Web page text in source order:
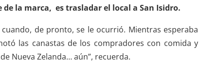
la marca, es trasladar el local a San Isidro.
de pronto, se le ocurrió. Mientras esperaba
las canastas de los compradores con comida y
Nueva Zelanda… aún”, recuerda.